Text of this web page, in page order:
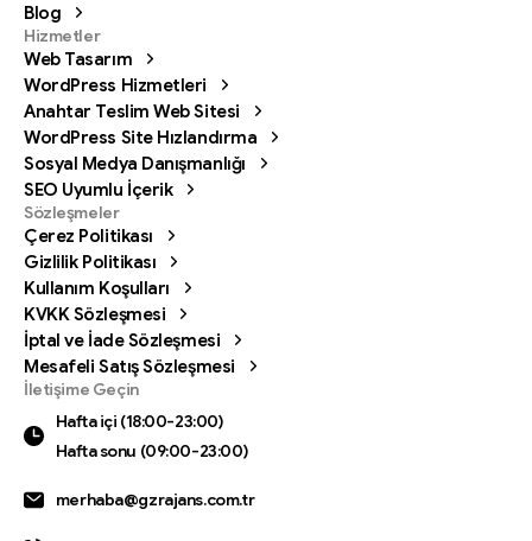
Blog
Hizmetler
Web Tasarım
WordPress Hizmetleri
Anahtar Teslim Web Sitesi
WordPress Site Hızlandırma
Sosyal Medya Danışmanlığı
SEO Uyumlu İçerik
Sözleşmeler
Çerez Politikası
Gizlilik Politikası
Kullanım Koşulları
KVKK Sözleşmesi
İptal ve İade Sözleşmesi
Mesafeli Satış Sözleşmesi
İletişime Geçin
Hafta içi (18:00-23:00)
Hafta sonu (09:00-23:00)
merhaba@gzrajans.com.tr
Bizi arayın
Hafta içi (18:00-23:00) Hafta sonu (09:00-23:00)
0342 606 07 21
Bize bir mesaj gönderin